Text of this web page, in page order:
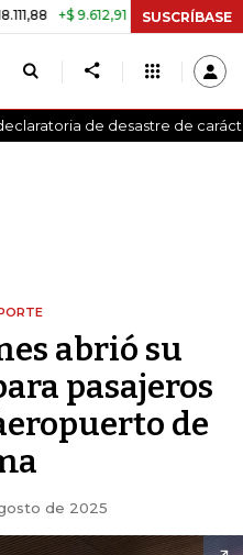
+2,35% TASA DE
SUSCRÍBASE
de desastre de
abrió su
pasajeros
de
de 2025